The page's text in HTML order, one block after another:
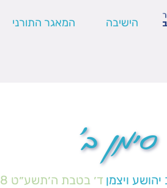
הישיבה המאגר התורני
ב'
ויצמן ד׳ בטבת ה׳תשע״ט